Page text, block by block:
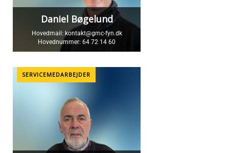
Hovedmail: kontakt@gmc-fyn.dk
Hovednummer: 64 72 14 60
Daniel Bøgelund
SERVICEMEDARBEJDER